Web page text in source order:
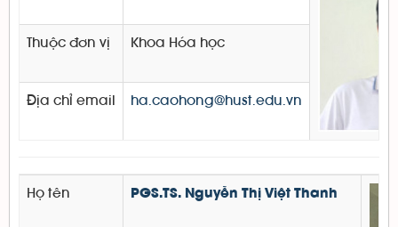
Thuộc đơn vị Khoa Hóa học
Địa chỉ email ha.caohong@hust.edu.vn
Họ tên PGS.TS. Nguyễn Thị Việt Thanh